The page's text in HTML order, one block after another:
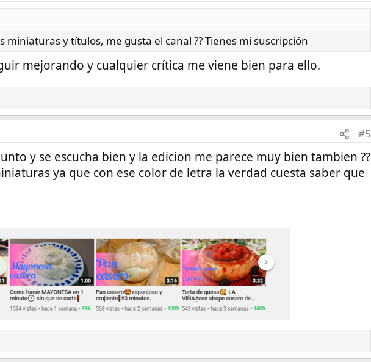
y títulos, me gusta el canal ?? Tienes mi suscripción
mejorando y cualquier crítica me viene bien para ello.
#5
y se escucha bien y la edicion me parece muy bien tambien ??
ya que con ese color de letra la verdad cuesta saber que